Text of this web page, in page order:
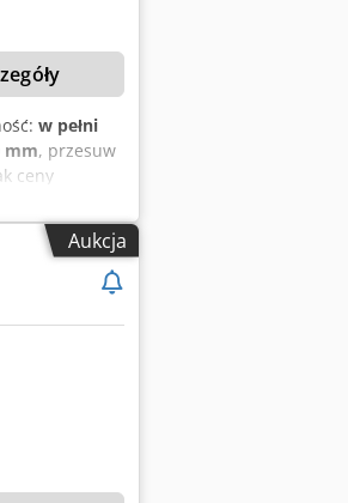
w pełni
mm, przesuw
ceny
C, głowica
x 2000 mm
50
6
i waga
godzin
(40
Aukcja